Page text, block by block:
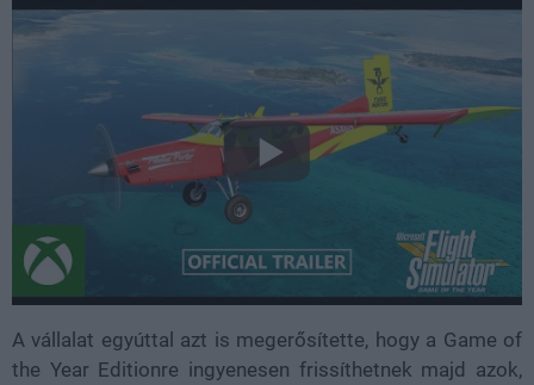
A vállalat egyúttal azt is megerősítette, hogy a Game of
the Year Editionre ingyenesen frissíthetnek majd azok,